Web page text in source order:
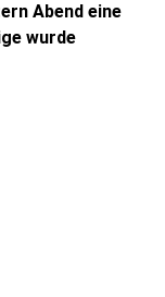
Abend eine
wurde